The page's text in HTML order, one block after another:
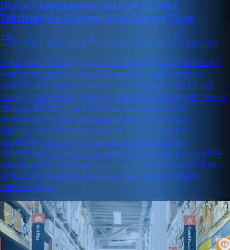
Dijital Pazarlamanın Gücü ve Eticaret
Taktikleriyle Girişimcilikte Zirveye Çıkın
25 Mart 2025 20:59 info@enabase.com
0 yorum
Dijital pazarlamanın gücünü ve etkili e-ticaret taktiklerini
kullanarak girişimcilikte nasıl zirveye çıkabileceğinizi
keşfedin. Bu blog yazısında, e-ticaret işletmenizi bir üst
seviyeye taşımanıza yardımcı olacak SEO stratejileri, sosyal
medya yönetimi, içerik pazarlaması ve dönüşüm
optimizasyonu gibi önemli ipuçlarını bulacaksınız.
Rakiplerinizin önüne geçmek ve online varlığınızı
güçlendirmek için dijital pazarlamanın sunduğu
nimetlerden yararlanarak hedef kitlenize etkili bir şekilde
ulaşabilirsiniz. Dijital dünyanın dinamiklerini anlamak ve
işinizi büyütmek için ihtiyacınız olan bilgileri burada
edineceksiniz.